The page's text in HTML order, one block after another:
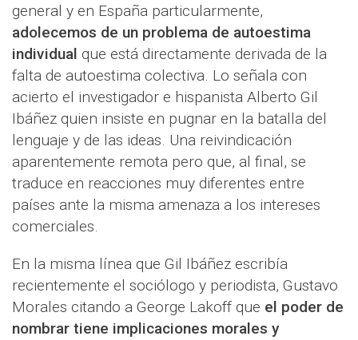
general y en España particularmente,
adolecemos de un problema de autoestima
individual que está directamente derivada de la
falta de autoestima colectiva. Lo señala con
acierto el investigador e hispanista Alberto Gil
Ibáñez quien insiste en pugnar en la batalla del
lenguaje y de las ideas. Una reivindicación
aparentemente remota pero que, al final, se
traduce en reacciones muy diferentes entre
países ante la misma amenaza a los intereses
comerciales.
En la misma línea que Gil Ibáñez escribía
recientemente el sociólogo y periodista, Gustavo
Morales citando a George Lakoff que el poder de
nombrar tiene implicaciones morales y